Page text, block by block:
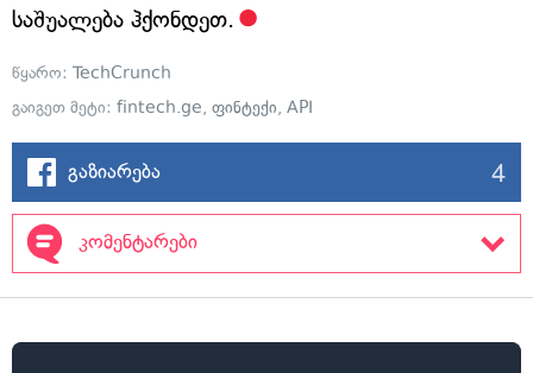
საშუალება ჰქონდეთ.
წყარო: TechCrunch
გაიგეთ მეტი: fintech.ge, ფინტექი, API
გაზიარება 4
კომენტარები